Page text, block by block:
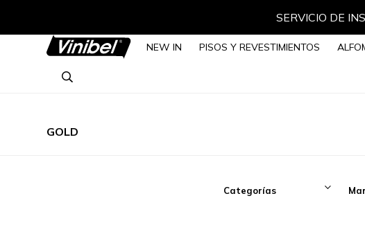
SERVICIO DE
NEW IN PISOS Y REVESTIMIENTOS
GOLD
Categorías